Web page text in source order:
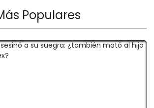
Populares